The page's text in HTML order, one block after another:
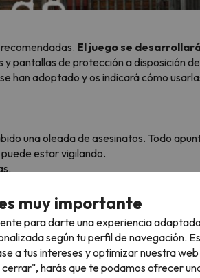
El juego se
pantallas de protección a disposición
han adoptado y os indicará cómo
una oleada de asesinatos. Todo
estar vigilando.
de que él vuelva…
¡Tenemos lo que buscas!
muy importante
para darte una experiencia
según tu perfil de navegación.
a tus intereses y optimizar nuestra
harás que te podamos ofrecer